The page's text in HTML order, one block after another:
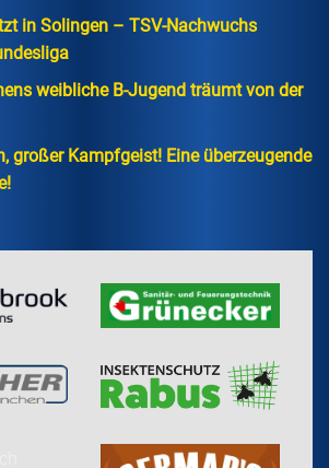
in Solingen – TSV-Nachwuchs
weibliche B-Jugend träumt von der
großer Kampfgeist! Eine überzeugende